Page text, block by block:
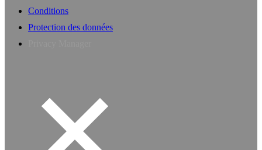
Conditions
Protection des données